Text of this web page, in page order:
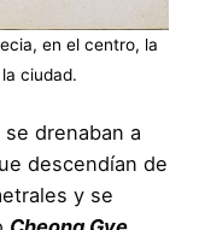
en el centro, la
ciudad.
drenaban a
descendían de
y se